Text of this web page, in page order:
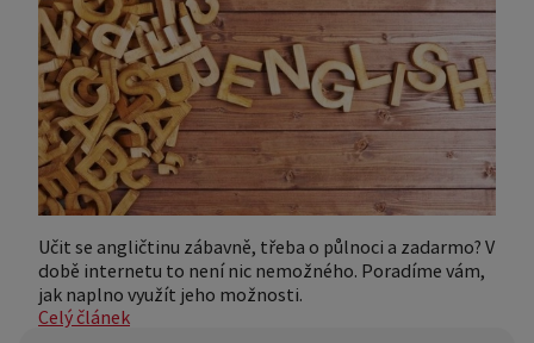
Učit se angličtinu zábavně, třeba o půlnoci a zadarmo? V
době internetu to není nic nemožného. Poradíme vám,
jak naplno využít jeho možnosti.
Celý článek